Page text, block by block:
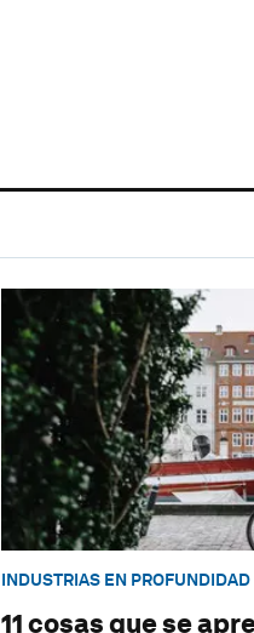
INDUSTRIAS EN PROFUNDIDAD
11 cosas que se